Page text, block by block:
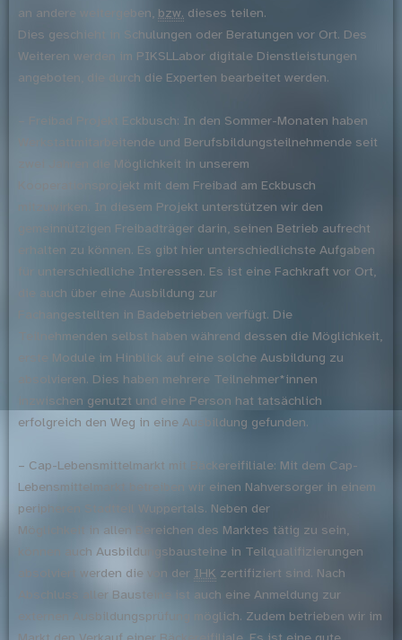
an andere weitergeben, bzw. dieses teilen.
Dies geschieht in Schulungen oder Beratungen vor Ort. Des
Weiteren werden im PIKSLLabor digitale Dienstleistungen
angeboten, die durch die Experten bearbeitet werden.
– Freibad Projekt Eckbusch: In den Sommer-Monaten haben
Werkstattmitarbeitende und Berufsbildungsteilnehmende seit
zwei Jahren die Möglichkeit in unserem
Kooperationsprojekt mit dem Freibad am Eckbusch
mitzuwirken. In diesem Projekt unterstützen wir den
gemeinnützigen Freibadträger darin, seinen Betrieb aufrecht
erhalten zu können. Es gibt hier unterschiedlichste Aufgaben
für unterschiedliche Interessen. Es ist eine Fachkraft vor Ort,
die auch über eine Ausbildung zur
Fachangestellten in Badebetrieben verfügt. Die
Teilnehmenden selbst haben während dessen die Möglichkeit,
erste Module im Hinblick auf eine solche Ausbildung zu
absolvieren. Dies haben mehrere Teilnehmer*innen
inzwischen genutzt und eine Person hat tatsächlich
erfolgreich den Weg in eine Ausbildung gefunden.
– Cap-Lebensmittelmarkt mit Bäckereifiliale: Mit dem Cap-
Lebensmittelmarkt betreiben wir einen Nahversorger in einem
peripheren Stadtteil Wuppertals. Neben der
Möglichkeit in allen Bereichen des Marktes tätig zu sein,
können auch Ausbildungsbausteine in Teilqualifizierungen
absolviert werden die von der IHK zertifiziert sind. Nach
Abschluss aller Bausteine ist auch eine Anmeldung zur
externen Ausbildungsprüfung möglich. Zudem betrieben wir im